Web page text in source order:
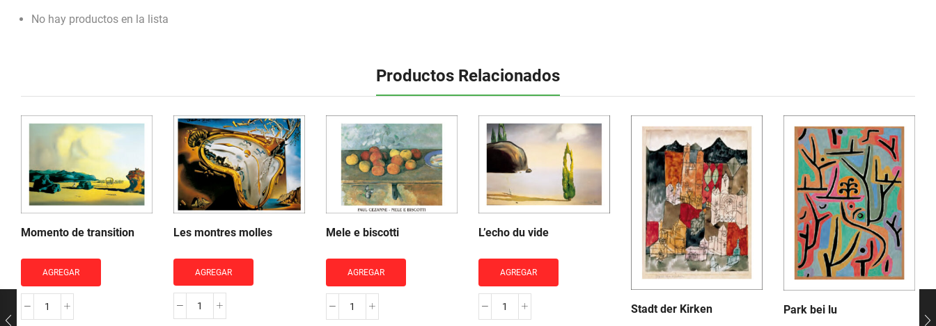
No hay productos en la lista
Productos Relacionados
Momento de transition
AGREGAR
Momento
Les montres molles
AGREGAR
Les
Mele e biscotti
AGREGAR
Mele
L’echo du vide
AGREGAR
L'echo
Stadt der Kirken Park bei lu